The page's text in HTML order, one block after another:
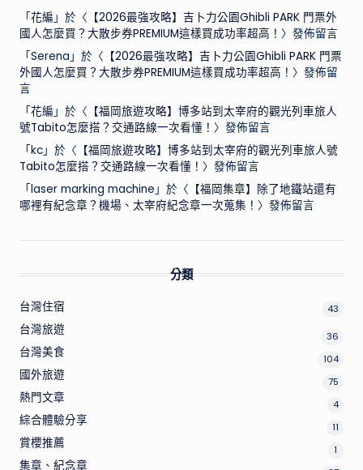
「 花編 」於〈 【2026最強攻略】吉卜力公園Ghibli PARK 門票外
國人怎麼買？大散步券PREMIUM這樣買成功率超高！ 〉發佈留言
「 Serena 」於〈 【2026最強攻略】吉卜力公園Ghibli PARK 門票
外國人怎麼買？大散步券PREMIUM這樣買成功率超高！ 〉發佈留
言
「 花編 」於〈 【福岡旅遊攻略】博多站到太宰府的觀光列車旅人
號Tabito怎麼搭？交通路線一次看懂！ 〉發佈留言
「 kc」於〈 【福岡旅遊攻略】博多站到太宰府的觀光列車旅人號
Tabito怎麼搭？交通路線一次看懂！ 〉發佈留言
「 laser marking machine 」於〈 【福岡集章】除了地鐵站還有
哪裡有紀念章？機場、太宰府紀念章一次蒐集！ 〉發佈留言
分類
台灣住宿 43
台灣旅遊 36
台灣美食 104
國外旅遊 75
熱門文章 4
綜合體驗分享 11
賞櫻推薦 1
集章、紀念章